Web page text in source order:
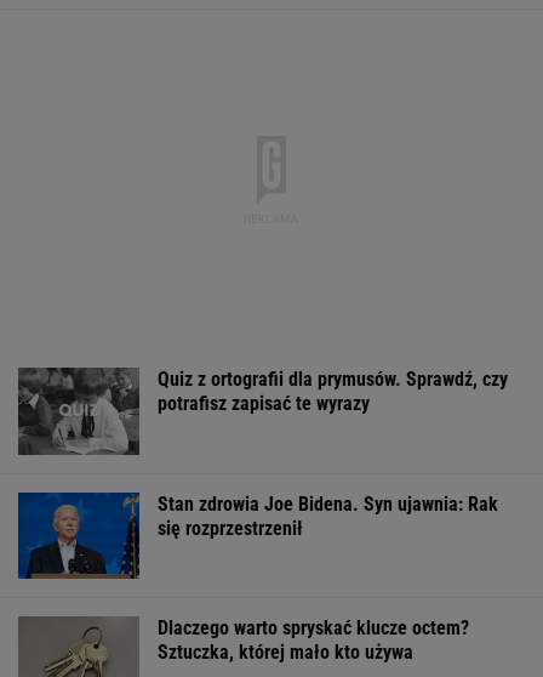
Quiz z ortografii dla prymusów. Sprawdź, czy
potrafisz zapisać te wyrazy
Stan zdrowia Joe Bidena. Syn ujawnia: Rak
się rozprzestrzenił
Dlaczego warto spryskać klucze octem?
Sztuczka, której mało kto używa